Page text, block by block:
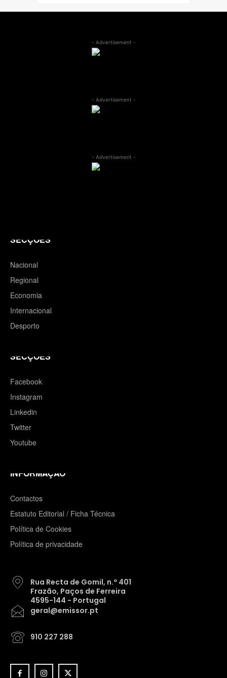
- Advertisement -
- Advertisement -
- Advertisement -
SECÇÕES
Nacional
Regional
Economia
Internacional
Desporto
SECÇÕES
Facebook
Instagram
Linkedin
Twitter
Youtube
INFORMAÇÃO
Contactos
Estatuto Editorial / Ficha Técnica
Política de Cookies
Política de privacidade
Rua Recta de Gomil, n.º 401
Frazão, Paços de Ferreira
4595-144 - Portugal
geral@emissor.pt
910 227 288